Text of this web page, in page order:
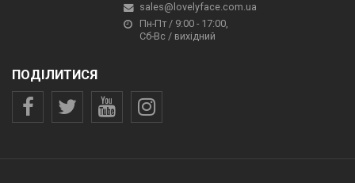
sales@lovelyface.com.ua
Пн-Пт / 9:00 - 17:00,
Сб-Вс / вихідний
ПОДІЛИТИСЯ